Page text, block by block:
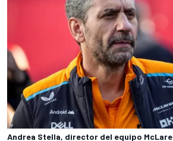
Andrea Stella, director del equipo